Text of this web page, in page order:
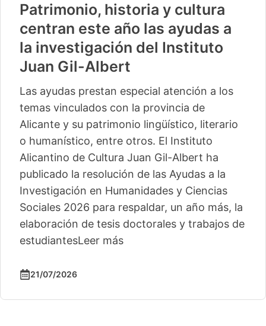
Patrimonio, historia y cultura
centran este año las ayudas a
la investigación del Instituto
Juan Gil-Albert
Las ayudas prestan especial atención a los
temas vinculados con la provincia de
Alicante y su patrimonio lingüístico, literario
o humanístico, entre otros. El Instituto
Alicantino de Cultura Juan Gil-Albert ha
publicado la resolución de las Ayudas a la
Investigación en Humanidades y Ciencias
Sociales 2026 para respaldar, un año más, la
elaboración de tesis doctorales y trabajos de
estudiantesLeer más
21/07/2026